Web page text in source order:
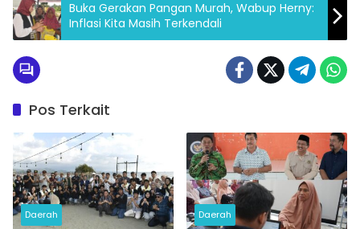
Buka Gerakan Pangan Murah, Wabup Herny:
Inflasi Kita Masih Terkendali
Pos Terkait
Daerah Daerah